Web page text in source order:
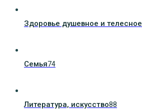
Здоровье душевное и телесное
Семья74
Литература, искуcство88